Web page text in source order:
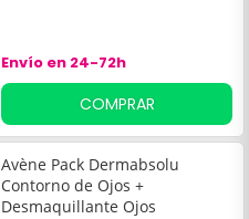
Envío en 24-72h
COMPRAR
Avène Pack Dermabsolu
Contorno de Ojos +
Desmaquillante Ojos